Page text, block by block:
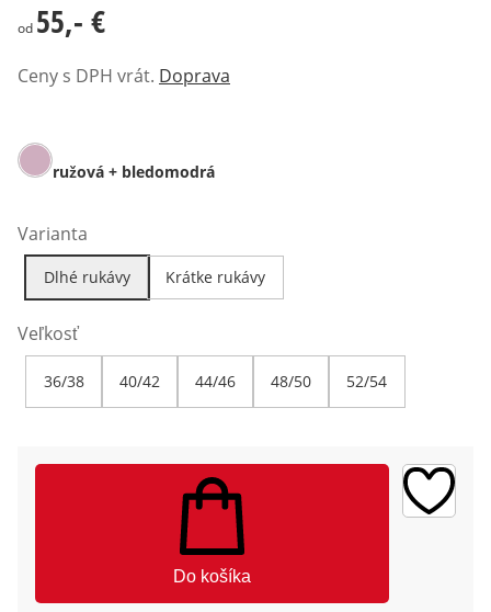
55,- €
od 55,- €
Ceny s DPH vrát. Doprava
ružová + bledomodrá
Varianta
Dlhé rukávy Krátke rukávy
Veľkosť
36/38 40/42 44/46 48/50 52/54
Do košíka